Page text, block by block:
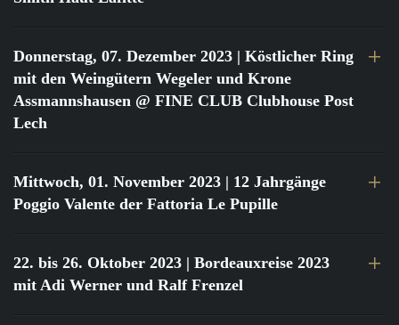
Donnerstag, 07. Dezember 2023 | Köstlicher Ring
mit den Weingütern Wegeler und Krone
Assmannshausen @ FINE CLUB Clubhouse Post
Lech
Mittwoch, 01. November 2023 | 12 Jahrgänge
Poggio Valente der Fattoria Le Pupille
22. bis 26. Oktober 2023 | Bordeauxreise 2023
mit Adi Werner und Ralf Frenzel